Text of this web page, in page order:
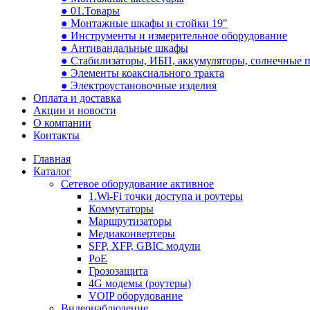
● 01.Товары
● Монтажные шкафы и стойки 19"
● Инструменты и измерительное оборудование
● Антивандальные шкафы
● Стабилизаторы, ИБП, аккумуляторы, солнечные
● Элементы коаксиального тракта
● Электроустановочные изделия
Оплата и доставка
Акции и новости
О компании
Контакты
Главная
Каталог
Сетевое оборудование активное
1.Wi-Fi точки доступа и роутеры
Коммутаторы
Маршрутизаторы
Медиаконвертеры
SFP, XFP, GBIC модули
PoE
Грозозащита
4G модемы (роутеры)
VOIP оборудование